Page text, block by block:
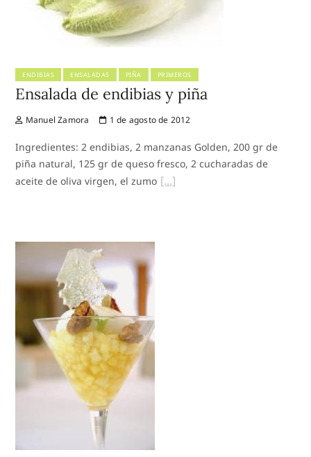
ENDIBIAS ENSALADAS PIÑA PRIMEROS
Ensalada de endibias y piña
Manuel Zamora 1 de agosto de 2012
Ingredientes: 2 endibias, 2 manzanas Golden, 200 gr de
piña natural, 125 gr de queso fresco, 2 cucharadas de
aceite de oliva virgen, el zumo